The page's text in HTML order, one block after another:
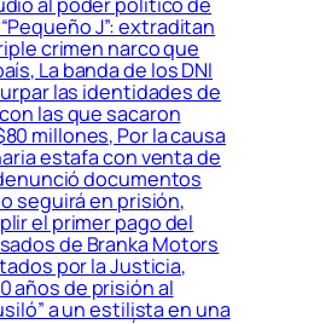
al poder político de
J”: extraditan
crimen narco que
La banda de los DNI
las identidades de
las que sacaron
millones, Por la causa
estafa con venta de
documentos
seguirá en prisión,
el primer pago del
de Branka Motors
por la Justicia,
años de prisión al
a un estilista en una